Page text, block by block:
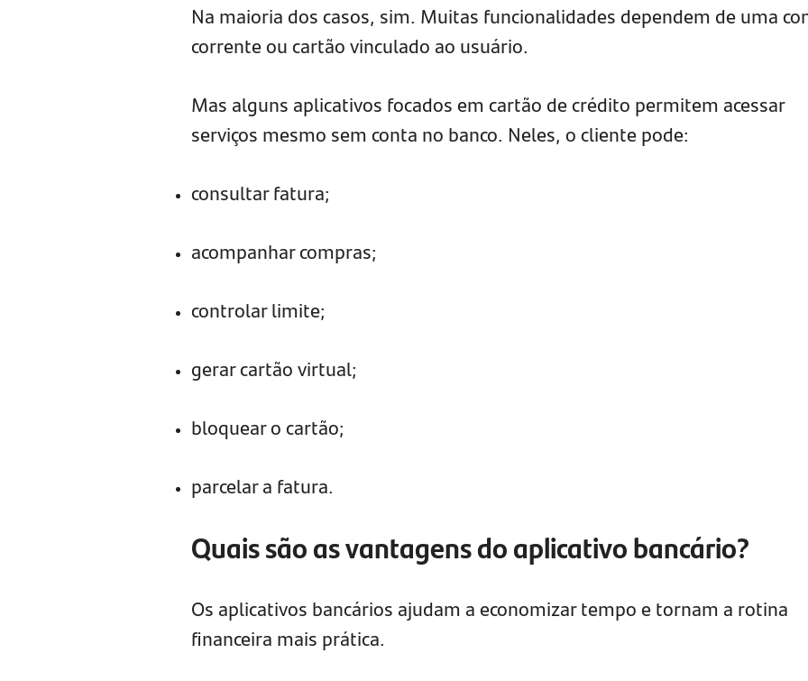
Na maioria dos casos, sim. Muitas funcionalidades dependem de uma
corrente ou cartão vinculado ao usuário.
Mas alguns aplicativos focados em cartão de crédito permitem acessar
serviços mesmo sem conta no banco. Neles, o cliente pode:
consultar fatura;
acompanhar compras;
controlar limite;
gerar cartão virtual;
bloquear o cartão;
parcelar a fatura.
Quais são as vantagens do aplicativo bancário?
Os aplicativos bancários ajudam a economizar tempo e tornam a rotina
financeira mais prática.